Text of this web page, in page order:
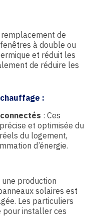
remplacement de
à double ou
et réduit les
de réduire les
:
: Ces
et optimisée du
du logement,
d’énergie.
une production
solaires est
Les particuliers
pour installer ces